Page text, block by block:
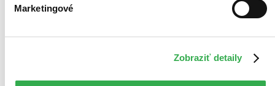
Marketingové
Zobraziť detaily